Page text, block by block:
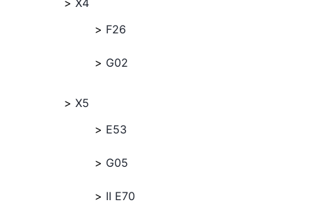
X4
F26
G02
X5
E53
G05
II E70